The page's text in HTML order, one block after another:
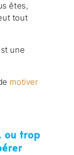
êtes,
tout
une
motiver
ou trop